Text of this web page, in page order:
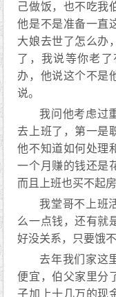
己做饭，也不吃我
他是不是准备一直
大娘去世了怎么办
了，我说等你老
办，他说这个不是
说。
我问他考虑过
去上班了，第一是
他不知道如何处理
一个月赚的钱还是
而且上班也买不起
我堂哥不上班
么一点钱，还有就
好没关系，只要饿不
去年我们家这
便宜，伯父家里分
子加上十几万的现